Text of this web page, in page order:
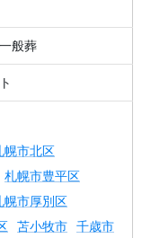
般葬
幌市北区
札幌市豊平区
幌市厚別区
苫小牧市 千歳市